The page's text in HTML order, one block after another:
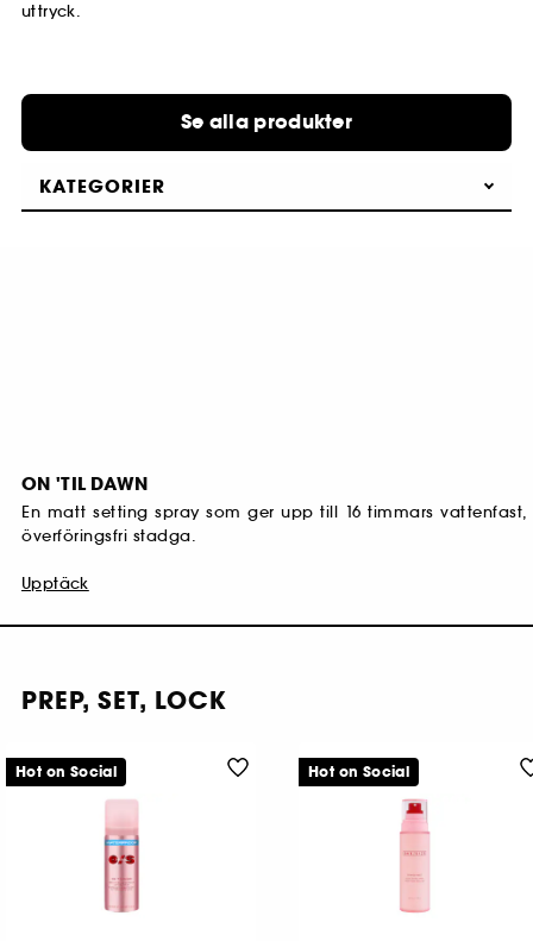
uttryck.
Se alla produkter
KATEGORIER
ON 'TIL DAWN
En matt setting spray som ger upp till 16 timmars
överföringsfri stadga.
Upptäck
PREP, SET, LOCK
Hot on Social Hot on Social